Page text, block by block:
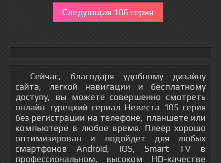
Следующая 106 серия
Сейчас, благодаря удобному дизайну
сайта, легкой навигации и бесплатному
доступу, вы можете совершенно смотреть
онлайн турецкий сериал Невеста 105 серия
без регистрации на телефоне, планшете или
компьютере в любое время. Плеер хорошо
оптимизирован и подойдет для любых
смартфонов Android, IOS, Smart TV в
профессиональном, высоком HD-качестве